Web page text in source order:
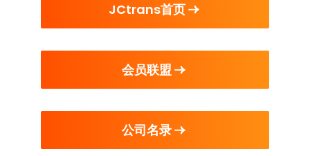
JCtrans首页
会员联盟
公司名录